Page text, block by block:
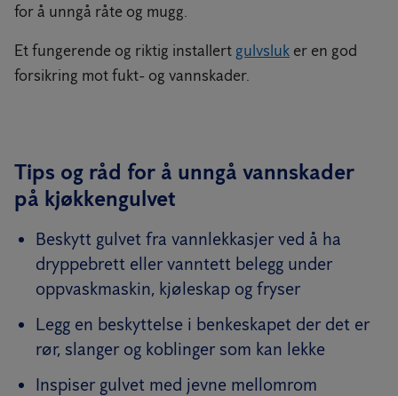
for å unngå råte og mugg.
Et fungerende og riktig installert gulvsluk er en god
forsikring mot fukt- og vannskader.
Tips og råd for å unngå vannskader
på kjøkkengulvet
Beskytt gulvet fra vannlekkasjer ved å ha
dryppebrett eller vanntett belegg under
oppvaskmaskin, kjøleskap og fryser
Legg en beskyttelse i benkeskapet der det er
rør, slanger og koblinger som kan lekke
Inspiser gulvet med jevne mellomrom